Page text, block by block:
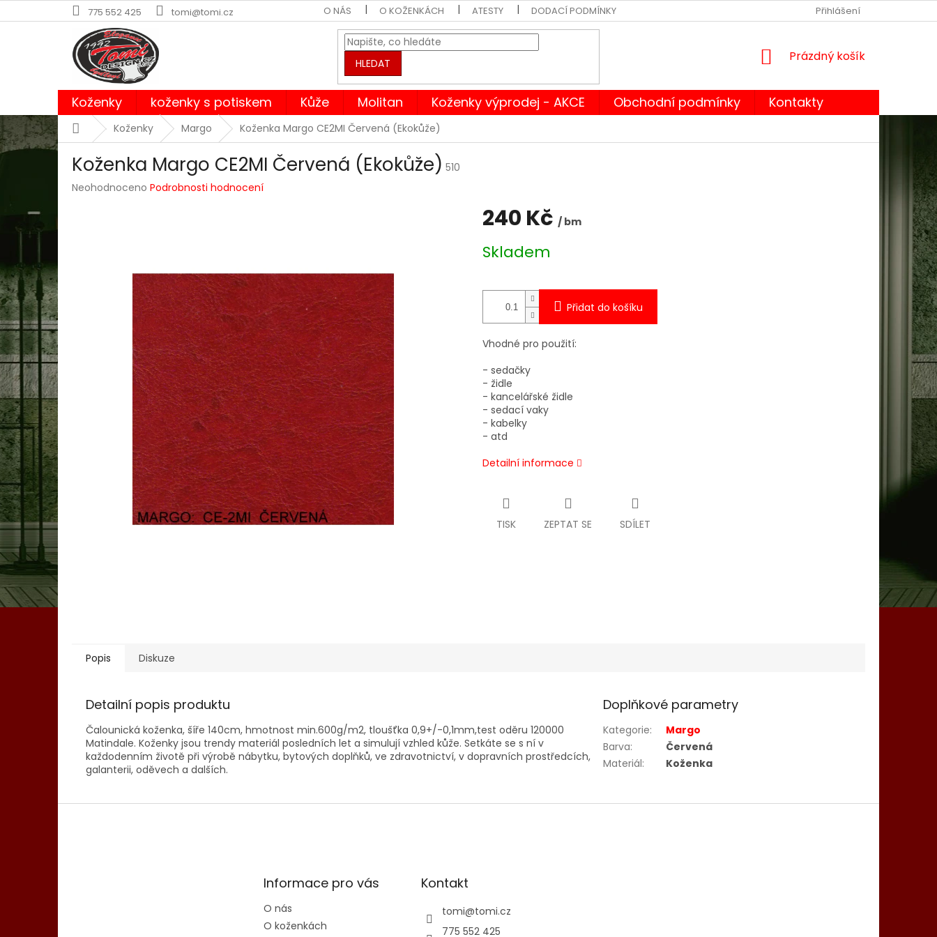
na
775 552 425 tomi@tomi.cz O NÁS O KOŽENKÁCH ATESTY DODACÍ PODMÍNKY PODMÍNKY OCHRANY OSOBNÍCH
Přihlášení
HLEDAT
NÁKUPNÍ
Prázdný košík
Koženky koženky s potiskem Kůže Molitan Koženky výprodej - AKCE Obchodní podmínky Kontakty
DomůKoženky Margo Koženka Margo CE2MI Červená (Ekokůže)
Koženka Margo CE2MI Červená (Ekokůže) 510
Průměrné
Neohodnoceno Podrobnosti hodnocení
240 Kč / bm
cena:
Skladem
Přidat do košíku
Vhodné pro použití:
- sedačky
- židle
- kancelářské židle
- sedací vaky
- kabelky
- atd
Detailní informace
TISK ZEPTAT SE SDÍLET
Popis Diskuze
Detailní popis produktu
Čalounická koženka, šíře 140cm, hmotnost min.600g/m2, tloušťka 0,9+/-0,1mm,test oděru 120000
Matindale. Koženky jsou trendy materiál posledních let a simulují vzhled kůže. Setkáte se s ní v
každodenním životě při výrobě nábytku, bytových doplňků, ve zdravotnictví, v dopravních prostředcích,
galanterii, oděvech a dalších.
Doplňkové parametry
Kategorie:
Margo
Barva:
Červená
Materiál: Koženka
Informace pro vás
O nás
O koženkách
Kontakt
tomi@tomi.cz
775 552 425